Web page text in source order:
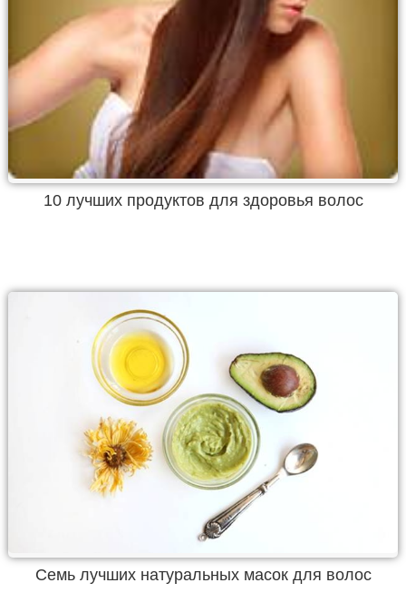
10 лучших продуктов для здоровья волос
Семь лучших натуральных масок для волос